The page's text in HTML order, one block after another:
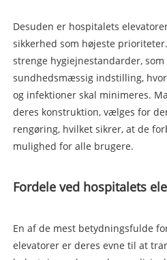
Desuden er hospitalets
sikkerhed som højeste
strenge hygiejnestandarder,
sundhedsmæssig indstilling,
og infektioner skal minimeres.
deres konstruktion, vælges for
rengøring, hvilket sikrer, at de
mulighed for alle brugere.
Fordele ved hospitalets
En af de mest betydningsfulde
elevatorer er deres evne til at